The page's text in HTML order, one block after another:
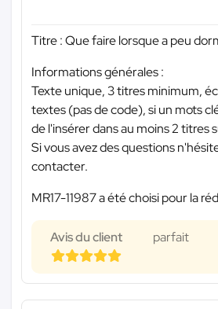
Titre : Que faire lorsque a peu
Informations générales :
Texte unique, 3 titres minimum,
textes (pas de code), si un mots
de l'insérer dans au moins 2 titres
Si vous avez des questions
contacter.
MR17-11987 a été choisi pour la
Avis du client parfait